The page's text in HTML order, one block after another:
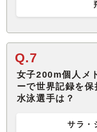
Q.7
女子200m個人メ
ーで世界記録を
水泳選手は？
サラ・